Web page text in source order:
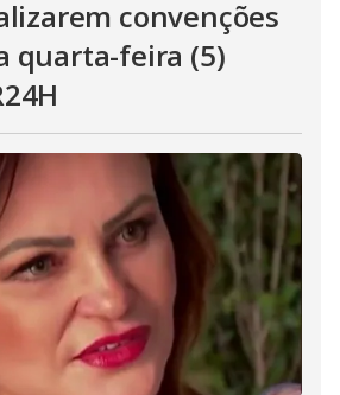
convenções
quarta-feira (5)